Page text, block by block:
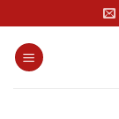
al
contenido